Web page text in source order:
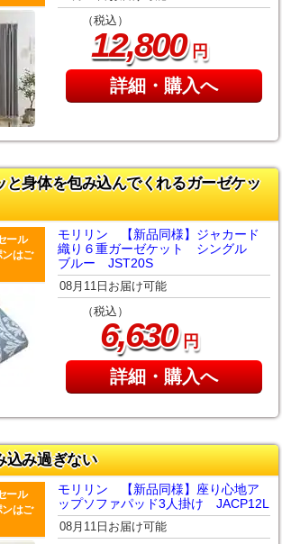
（税込）
12,800円
詳細・購入へ
と身体を包み込んでくれるガーゼケッ
ール
はご
モリリン 【新品同様】ジャカード
織り６重ガーゼケット シングル
ブルー JST20S
08月11日お届け可能
（税込）
6,630円
詳細・購入へ
込み過ぎない
ール
はご
モリリン 【新品同様】座り心地ア
ップソファパッド3人掛け JACP12L
08月11日お届け可能